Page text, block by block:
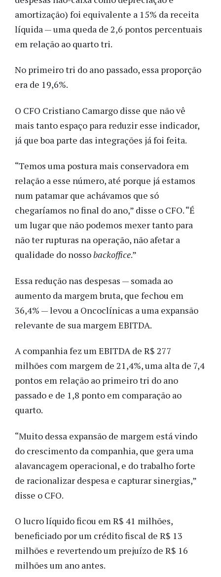
amortização) foi equivalente a 15% da receita
líquida — uma queda de 2,6 pontos percentuais
em relação ao quarto tri.
No primeiro tri do ano passado, essa proporção
era de 19,6%.
O CFO Cristiano Camargo disse que não vê
mais tanto espaço para reduzir esse indicador,
já que boa parte das integrações já foi feita.
“Temos uma postura mais conservadora em
relação a esse número, até porque já estamos
num patamar que achávamos que só
chegaríamos no final do ano,” disse o CFO. “É
um lugar que não podemos mexer tanto para
não ter rupturas na operação, não afetar a
qualidade do nossobackoffice.”
Essa redução nas despesas — somada ao
aumento da margem bruta, que fechou em
36,4% — levou a Oncoclínicas a uma expansão
relevante de sua margem EBITDA.
A companhia fez um EBITDA de R$ 277
milhões com margem de 21,4%, uma alta de 7,4
pontos em relação ao primeiro tri do ano
passado e de 1,8 ponto em comparação ao
quarto.
“Muito dessa expansão de margem está vindo
do crescimento da companhia, que gera uma
alavancagem operacional, e do trabalho forte
de racionalizar despesa e capturar sinergias,”
disse o CFO.
O lucro líquido ficou em R$ 41 milhões,
beneficiado por um crédito fiscal de R$ 13
milhões e revertendo um prejuízo de R$ 16
milhões um ano antes.